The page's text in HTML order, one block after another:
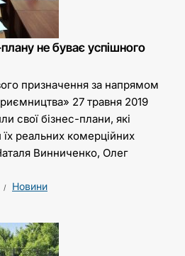
плану не буває успішного
призначення за напрямом
27 травня 2019
свої бізнес-плани, які
реальних комерційних
Винниченко, Олег
Новини